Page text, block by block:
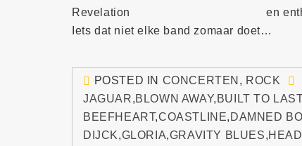
en
Iets dat niet elke band zomaar doet…
POSTED IN CONCERTEN , ROCK
JAGUAR,BLOWN AWAY, BUILT TO LAST
BEEFHEART,COASTLINE, DAMNED
DIJCK,GLORIA,GRAVITY BLUES,